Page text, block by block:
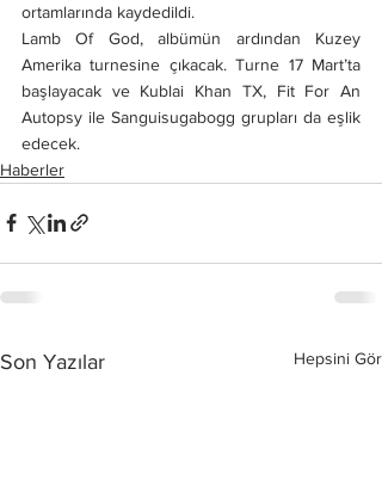
ortamlarında kaydedildi.
Lamb Of God, albümün ardından Kuzey
Amerika turnesine çıkacak. Turne 17 Mart’ta
başlayacak ve Kublai Khan TX, Fit For An
Autopsy ile Sanguisugabogg grupları da eşlik
edecek.
Haberler
Son Yazılar Hepsini Gör